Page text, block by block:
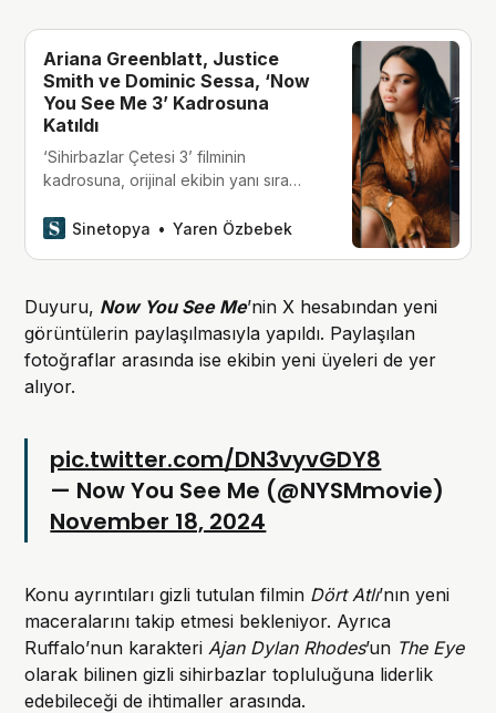
Ariana Greenblatt, Justice
Smith ve Dominic Sessa, ‘Now
You See Me 3’ Kadrosuna
Katıldı
‘Sihirbazlar Çetesi 3’ filminin
kadrosuna, orijinal ekibin yanı sıra
Greenblatt, Justice Smith ve Dominic
Sinetopya Yaren Özbebek
Duyuru, Now You See Me’nin X hesabından yeni
görüntülerin paylaşılmasıyla yapıldı. Paylaşılan
fotoğraflar arasında ise ekibin yeni üyeleri de yer
alıyor.
pic.twitter.com/DN3vyvGDY8
— Now You See Me (@NYSMmovie)
November 18, 2024
Konu ayrıntıları gizli tutulan filmin Dört Atlı’nın yeni
maceralarını takip etmesi bekleniyor. Ayrıca
Ruffalo’nun karakteri Ajan Dylan Rhodes’un The Eye
olarak bilinen gizli sihirbazlar topluluğuna liderlik
edebileceği de ihtimaller arasında.